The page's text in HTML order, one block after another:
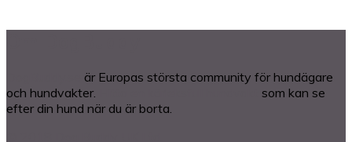
är Europas största community för hundägare
och hundvakter.
som kan se
efter din hund när du är borta.